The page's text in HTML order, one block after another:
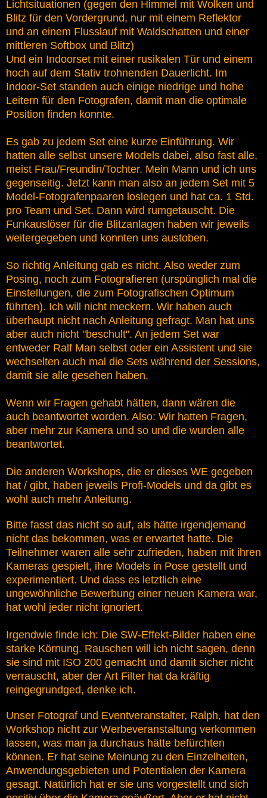
Lichtsituationen (gegen den Himmel mit Wolken und
Blitz für den Vordergrund, nur mit einem Reflektor
und an einem Flusslauf mit Waldschatten und einer
mittleren Softbox und Blitz)
Und ein Indoorset mit einer rusikalen Tür und einem
hoch auf dem Stativ trohnenden Dauerlicht. Im
Indoor-Set standen auch einige niedrige und hohe
Leitern für den Fotografen, damit man die optimale
Position finden konnte.
Es gab zu jedem Set eine kurze Einführung. Wir
hatten alle selbst unsere Models dabei, also fast alle,
meist Frau/Freundin/Tochter. Mein Mann und ich uns
gegenseitig. Jetzt kann man also an jedem Set mit 5
Model-Fotografenpaaren loslegen und hat ca. 1 Std.
pro Team und Set. Dann wird rumgetauscht. Die
Funkauslöser für die Blitzanlagen haben wir jeweils
weitergegeben und konnten uns austoben.
So richtig Anleitung gab es nicht. Also weder zum
Posing, noch zum Fotografieren (urspünglich mal die
Einstellungen, die zum Fotografischen Optimum
führten). Ich will nicht meckern. Wir haben auch
überhaupt nicht nach Anleitung gefragt. Man hat uns
aber auch nicht "beschult". An jedem Set war
entweder Ralf Man selbst oder ein Assistent und sie
wechselten auch mal die Sets während der Sessions,
damit sie alle gesehen haben.
Wenn wir Fragen gehabt hätten, dann wären die
auch beantwortet worden. Also: Wir hatten Fragen,
aber mehr zur Kamera und so und die wurden alle
beantwortet.
Die anderen Workshops, die er dieses WE gegeben
hat / gibt, haben jeweils Profi-Models und da gibt es
wohl auch mehr Anleitung.
Bitte fasst das nicht so auf, als hätte irgendjemand
nicht das bekommen, was er erwartet hatte. Die
Teilnehmer waren alle sehr zufrieden, haben mit ihren
Kameras gespielt, ihre Models in Pose gestellt und
experimentiert. Und dass es letztlich eine
ungewöhnliche Bewerbung einer neuen Kamera war,
hat wohl jeder nicht ignoriert.
Irgendwie finde ich: Die SW-Effekt-Bilder haben eine
starke Körnung. Rauschen will ich nicht sagen, denn
sie sind mit ISO 200 gemacht und damit sicher nicht
verrauscht, aber der Art Filter hat da kräftig
reingegrundged, denke ich.
Unser Fotograf und Eventveranstalter, Ralph, hat den
Workshop nicht zur Werbeveranstaltung verkommen
lassen, was man ja durchaus hätte befürchten
können. Er hat seine Meinung zu den Einzelheiten,
Anwendungsgebieten und Potentialen der Kamera
gesagt. Natürlich hat er sie uns vorgestellt und sich